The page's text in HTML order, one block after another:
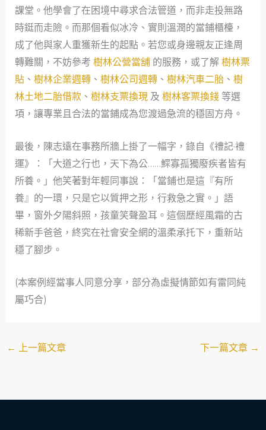
課堂。他學會了在困境中尋求合法管道，而非走投無路
時鋌而走險。而那個看似冰冷、實則溫潤的當鋪櫃檯，
成了他與家人重獲新生的起點。若您或身邊親友正逢周
轉難關，不妨參考 樹林公營當舖的服務，或了解 樹林票
貼、 樹林企業週轉、 樹林公司週轉、 樹林汽車二胎、 樹
林土地二胎借款、 樹林支票換現及 樹林客票換錢等選
項，讓專業且合法的當鋪成為您渡過急流的穩固方舟。
最後，陳志遠在事務所牆上掛了一幅字，錄自《禮記·禮
運》：「大道之行也，天下為公……鰥寡孤獨廢疾者皆有
所養。」他笑著對年輕同事說：「當鋪也是這『有所
養』的一環，只是它以質押之形，行救急之實。」語
畢，窗外夕陽斜照，孩童笑聲盈耳。這個歷經風霜的古
稀新手爸爸，終究在社會安全網的溫柔承托下，重新站
穩了腳步。
(本案例經當事人同意分享，部分為虛擬情節如有雷同純
屬巧合)
← 上一篇文章 下一篇文章 →